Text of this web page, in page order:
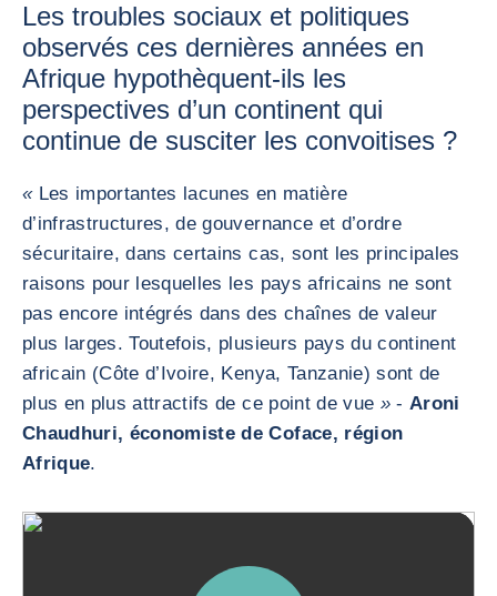
Les troubles sociaux et politiques
observés ces dernières années en
Afrique hypothèquent-ils les
perspectives d’un continent qui
continue de susciter les convoitises ?
« Les importantes lacunes en matière
d’infrastructures, de gouvernance et d’ordre
sécuritaire, dans certains cas, sont les principales
raisons pour lesquelles les pays africains ne sont
pas encore intégrés dans des chaînes de valeur
plus larges. Toutefois, plusieurs pays du continent
africain (Côte d’Ivoire, Kenya, Tanzanie) sont de
plus en plus attractifs de ce point de vue »- Aroni
Chaudhuri, économiste de Coface, région
Afrique.